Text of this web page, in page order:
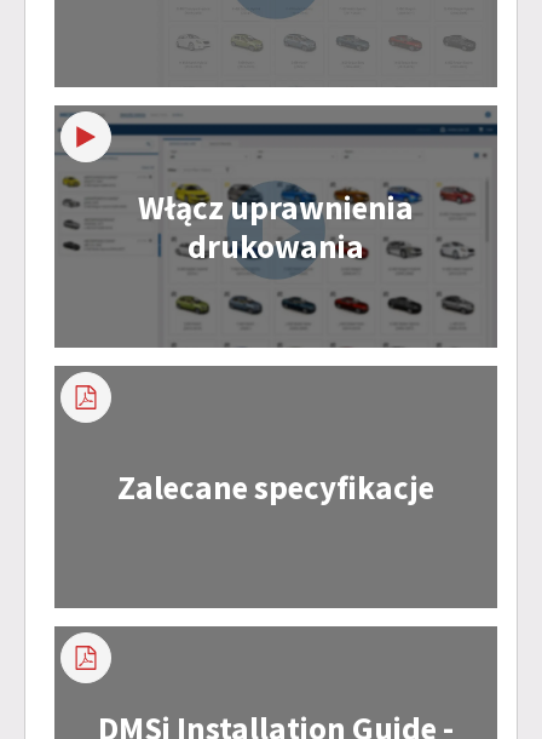
Włącz uprawnienia
drukowania
Zalecane specyfikacje
DMSi Installation Guide -